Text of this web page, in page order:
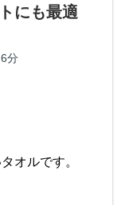
にも最適
6分
オルです。